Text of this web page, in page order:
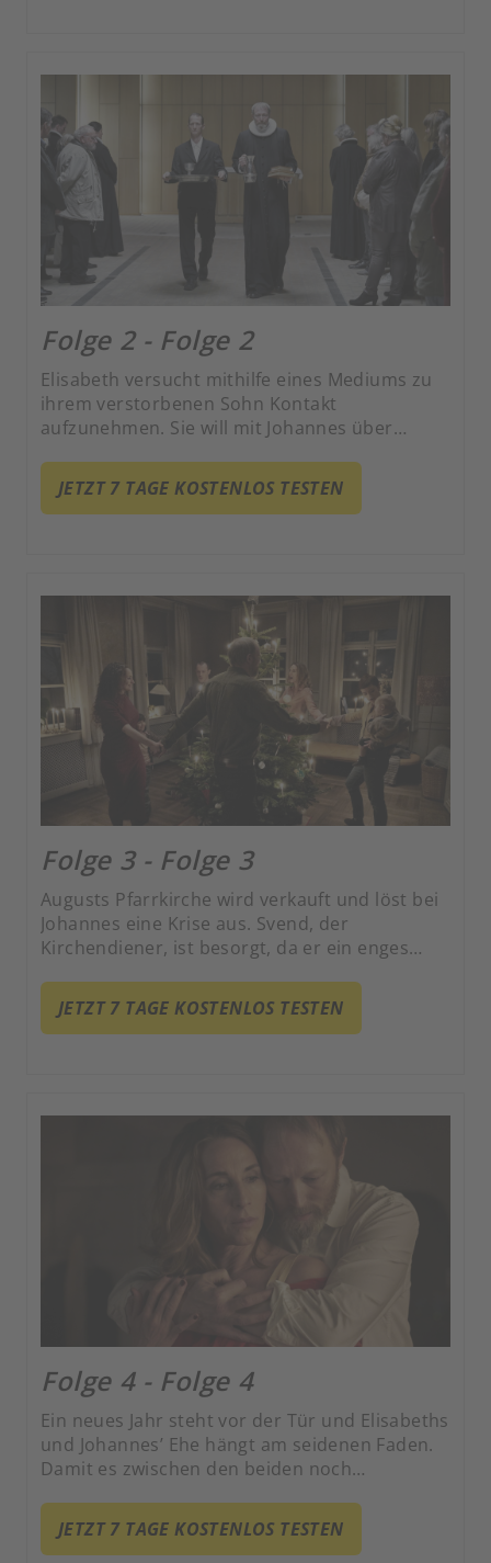
Folge 2 - Folge 2
Elisabeth versucht mithilfe eines Mediums zu
ihrem verstorbenen Sohn Kontakt
aufzunehmen. Sie will mit Johannes über
selbstzerstörerischen Pfad eingeschlagen,
welcher Konsequenzen für die ganze Familie
JETZT 7 TAGE KOSTENLOS TESTEN
Folge 3 - Folge 3
Augusts Pfarrkirche wird verkauft und löst bei
Johannes eine Krise aus. Svend, der
Kirchendiener, ist besorgt, da er ein enges
tun würde.
JETZT 7 TAGE KOSTENLOS TESTEN
Folge 4 - Folge 4
Ein neues Jahr steht vor der Tür und Elisabeths
und Johannes’ Ehe hängt am seidenen Faden.
Damit es zwischen den beiden noch
aussprechen.
JETZT 7 TAGE KOSTENLOS TESTEN